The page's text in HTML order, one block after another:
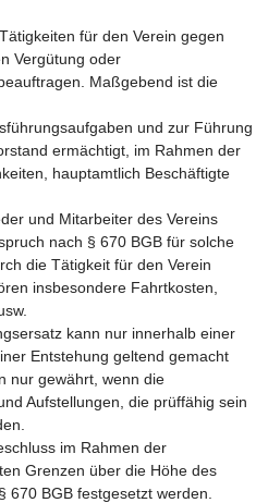
für den Verein gegen
Vergütung oder
Maßgebend ist die
und zur Führung
ermächtigt, im Rahmen der
hauptamtlich Beschäftigte
und Mitarbeiter des Vereins
nach § 670 BGB für solche
die Tätigkeit für den Verein
insbesondere Fahrtkosten,
kann nur innerhalb einer
Entstehung geltend gemacht
nur gewährt, wenn die
Aufstellungen, die prüffähig sein
im Rahmen der
Grenzen über die Höhe des
670 BGB festgesetzt werden.